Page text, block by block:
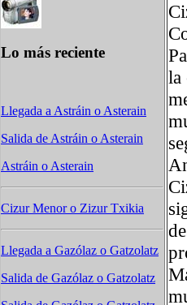
Lo más reciente
Llegada a Astráin o Asterain
Salida de Astráin o Asterain
Astráin o Asterain
Cizur Menor o Zizur Txikia
Llegada a Gazólaz o Gatzolatz
Salida de Gazólaz o Gatzolatz
la